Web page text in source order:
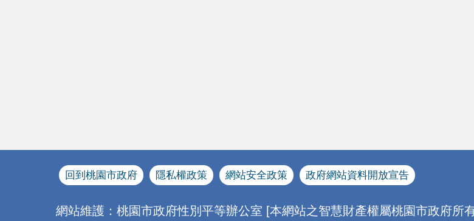
回到桃園市政府 隱私權政策 網站安全政策 政府網站資料開放宣告
網站維護：桃園市政府性別平等辦公室 [本網站之智慧財產權屬桃園市政府所